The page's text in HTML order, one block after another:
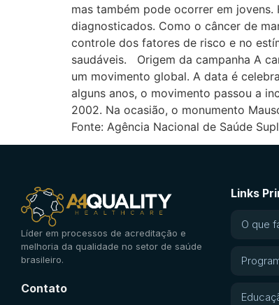
mas também pode ocorrer em
diagnosticados. Como o câncer de
controle dos fatores de risco e no
saudáveis. Origem da campanha A
um movimento global. A data é
alguns anos, o movimento passou a
2002. Na ocasião, o monumento
Fonte: Agência Nacional de Saúde
Líder em processos de acreditação e
melhoria da qualidade no setor de saúde
brasileiro.
Contato
Links
O que